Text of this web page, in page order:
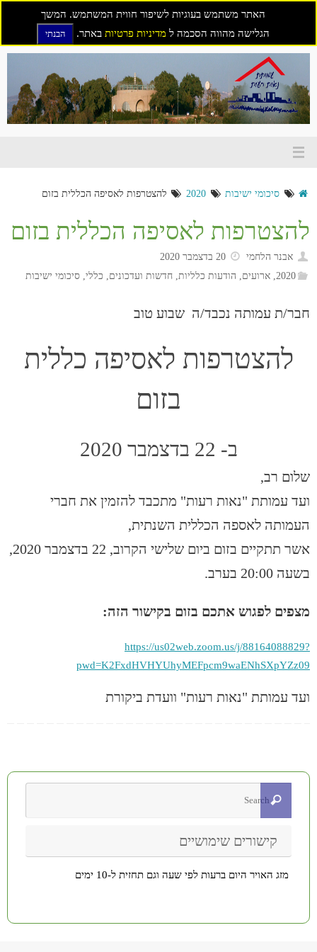
האתר משתמש בעוגיות לשיפור חווית המשתמש. המשך
הגלישה מהווה הסכמה ל מדיניות פרטיות באתר. הבנתי
לתוכן
סיכומי ישיבות 2020 להצטרפות לאסיפה הכללית בזום
להצטרפות לאסיפה הכללית בזום
אבנר הלחמי
20 בדצמבר 2020
2020
, ארועים, הודעות כלליות, חדשות ועדכונים, כללי, סיכומי ישיבות
חבר/ת עמותה נכבד/ה שבוע טוב
להצטרפות לאסיפה כללית
בזום
ב- 22 בדצמבר 2020
שלום רב,
ועד עמותת "נאות רעות" מתכבד להזמין את חברי
העמותה לאספה הכללית השנתית,
אשר תתקיים בזום ביום שלישי הקרוב, 22 בדצמבר 2020,
בשעה 20:00 בערב.
מצפים לפגוש אתכם בזום בקישור הזה:
https://us02web.zoom.us/j/88164088829?
pwd=K2FxdHVHYUhyMEFpcm9waENhSXpYZz09
ועד עמותת "נאות רעות" וועדת ביקורת
קישורים שימושיים
מזג האויר היום ברעות לפי שעה וגם תחזית ל-10 ימים